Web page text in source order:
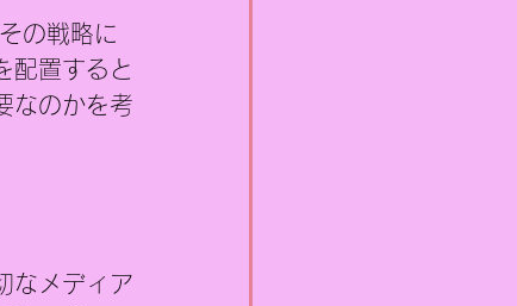
の戦略に
配置すると
なのかを考
なメディア